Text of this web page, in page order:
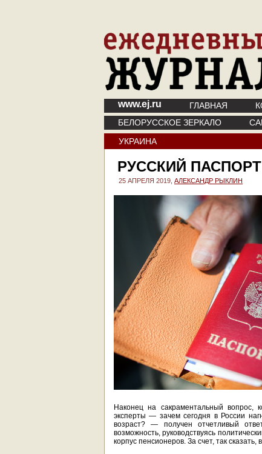
www.ej.ru ГЛАВНАЯ
БЕЛОРУССКОЕ ЗЕРКАЛО
УКРАИНА
РУССКИЙ
25 АПРЕЛЯ 2019, АЛЕКСАНДР РЫКЛИН
Наконец на сакраментальный вопрос,
эксперты — зачем сегодня в России
возраст? — получен отчетливый
возможность, руководствуясь
корпус пенсионеров. За счет, так